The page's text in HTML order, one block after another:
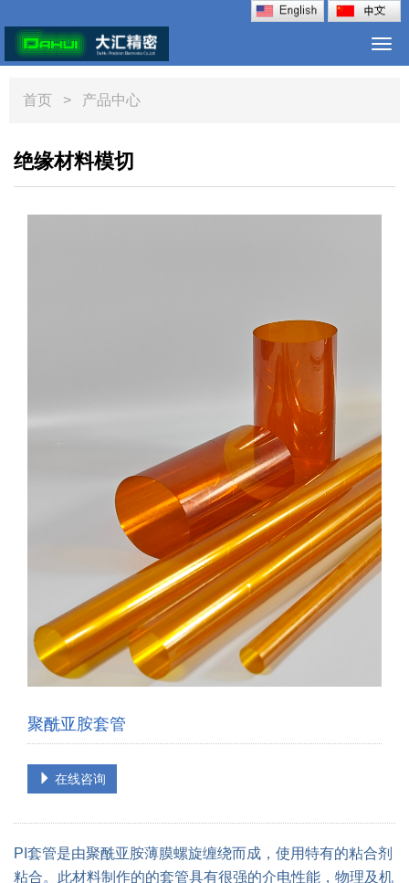
首页 > 产品中心
绝缘材料模切
聚酰亚胺套管
在线咨询
PI套管是由聚酰亚胺薄膜螺旋缠绕而成，使用特有的粘合剂
粘合。此材料制作的的套管具有很强的介电性能，物理及机